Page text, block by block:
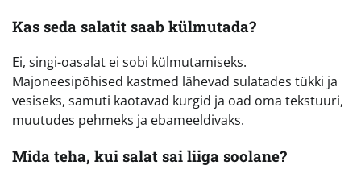
Kas seda salatit saab külmutada?
Ei, singi-oasalat ei sobi külmutamiseks.
Majoneesipõhised kastmed lähevad sulatades tükki ja
vesiseks, samuti kaotavad kurgid ja oad oma tekstuuri,
muutudes pehmeks ja ebameeldivaks.
Mida teha, kui salat sai liiga soolane?